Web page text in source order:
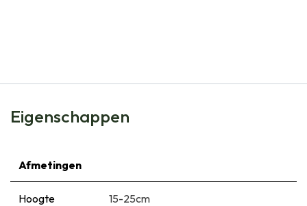
Eigenschappen
Afmetingen
Hoogte 15-25cm